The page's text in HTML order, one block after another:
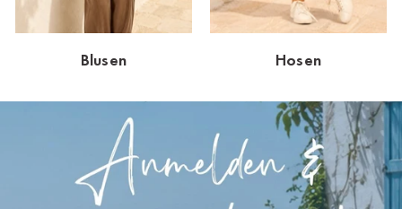
Hannover
Innsbruck
Kiel-CittiPark
Leipzig
Blusen Hosen